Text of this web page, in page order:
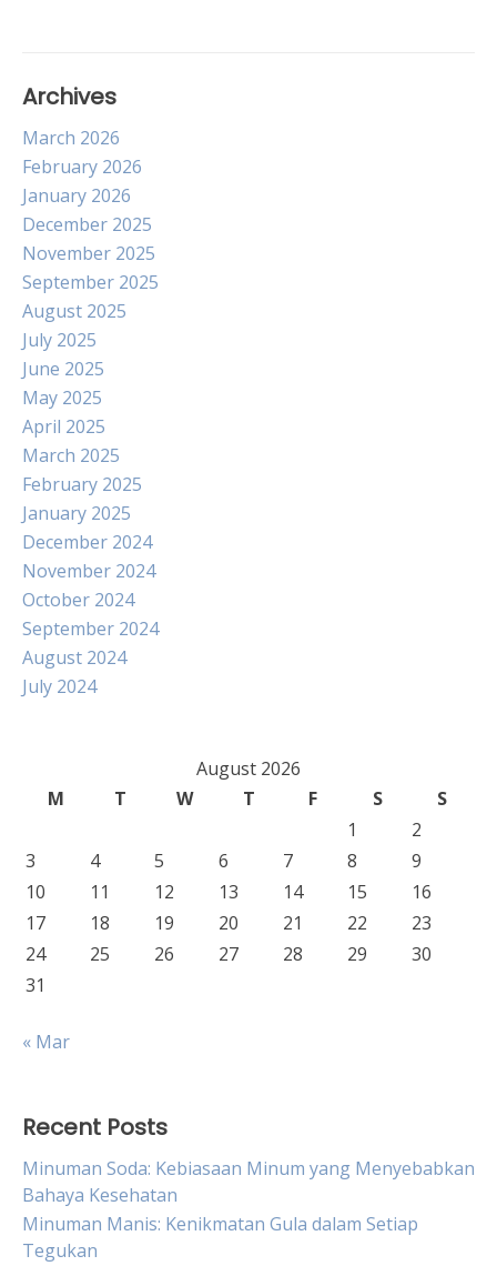
Archives
March 2026
February 2026
January 2026
December 2025
November 2025
September 2025
August 2025
July 2025
June 2025
May 2025
April 2025
March 2025
February 2025
January 2025
December 2024
November 2024
October 2024
September 2024
August 2024
July 2024
August 2026
M
T W T F S
S
1
2
3
4 5 6 7 8
9
10
11 12 13 14 15
16
17
18 19 20 21 22
23
24
25 26 27 28 29
30
31
« Mar
Recent Posts
Minuman Soda: Kebiasaan Minum yang Menyebabkan
Bahaya Kesehatan
Minuman Manis: Kenikmatan Gula dalam Setiap
Tegukan